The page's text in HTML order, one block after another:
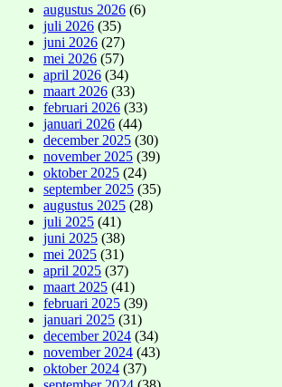
augustus 2026 (6)
juli 2026 (35)
juni 2026 (27)
mei 2026 (57)
april 2026 (34)
maart 2026 (33)
februari 2026 (33)
januari 2026 (44)
december 2025 (30)
november 2025 (39)
oktober 2025 (24)
september 2025 (35)
augustus 2025 (28)
juli 2025 (41)
juni 2025 (38)
mei 2025 (31)
april 2025 (37)
maart 2025 (41)
februari 2025 (39)
januari 2025 (31)
december 2024 (34)
november 2024 (43)
oktober 2024 (37)